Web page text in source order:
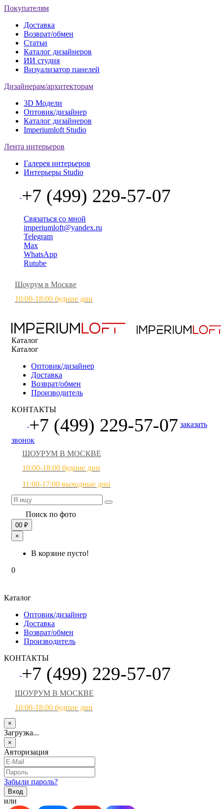
Покупателям
Доставка
Возврат/обмен
Статьи
Каталог дизайнеров
ИИ студия
Визуализатор панелей
Дизайнерам/архитекторам
3D Модели
Оптовик/дизайнер
Каталог дизайнеров
Imperiumloft Studio
Лента интерьеров
Галерея интерьеров
Интерьеры Studio
+7 (499) 229-57-07
Связаться со мной
imperiumloft@yandex.ru
Telegram
Max
WhatsApp
Rutube
Шоурум в Москве
10:00-18:00 будние дни
Каталог
Каталог
Оптовик/дизайнер
Доставка
Возврат/обмен
Производитель
КОНТАКТЫ
+7 (499) 229-57-07 заказать
звонок
ШОУРУМ В МОСКВЕ
10:00-18:00 будние дни
11:00-17:00 выходные дни
Поиск по фото
00 ₽
×
В корзине пусто!
0
Каталог
Оптовик/дизайнер
Доставка
Возврат/обмен
Производитель
КОНТАКТЫ
+7 (499) 229-57-07
ШОУРУМ В МОСКВЕ
10:00-18:00 будние дни
×
Загрузка...
×
Авторизация
Забыли пароль?
или